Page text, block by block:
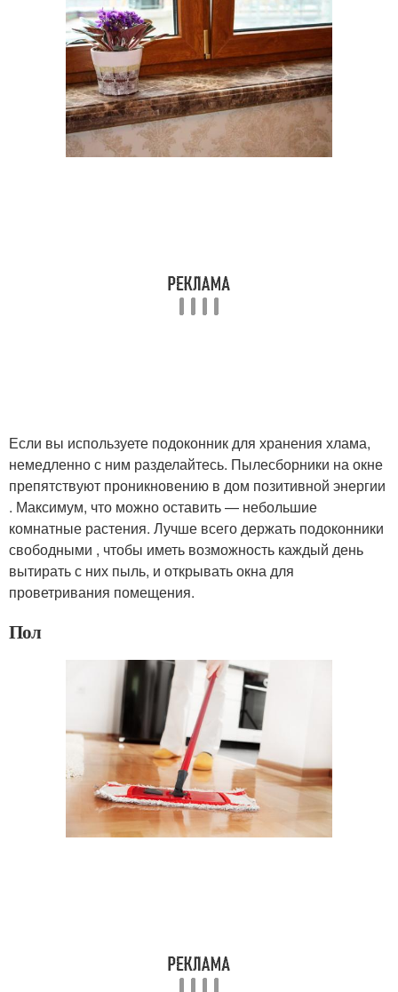
Если вы используете подоконник для хранения хлама,
немедленно с ним разделайтесь. Пылесборники на окне
препятствуют проникновению в дом позитивной энергии
. Максимум, что можно оставить — небольшие
комнатные растения. Лучше всего держать подоконники
свободными , чтобы иметь возможность каждый день
вытирать с них пыль, и открывать окна для
проветривания помещения.
Пол